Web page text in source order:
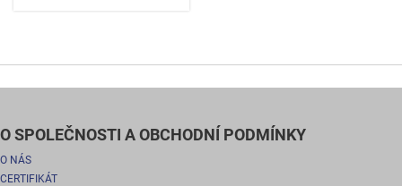
O SPOLEČNOSTI A OBCHODNÍ PODMÍNKY
O NÁS
CERTIFIKÁT